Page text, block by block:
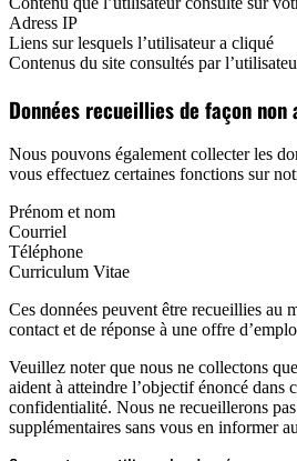
Adress IP
Liens sur lesquels l’utilisateur a cliqué
Contenus du site consultés par
Données recueillies de façon non
Nous pouvons également collecter les
vous effectuez certaines fonctions sur
Prénom et nom
Courriel
Téléphone
Curriculum Vitae
Ces données peuvent être recueillies au
contact et de réponse à une offre
Veuillez noter que nous ne collectons
aident à atteindre l’objectif énoncé dans
confidentialité. Nous ne recueillerons
supplémentaires sans vous en informer